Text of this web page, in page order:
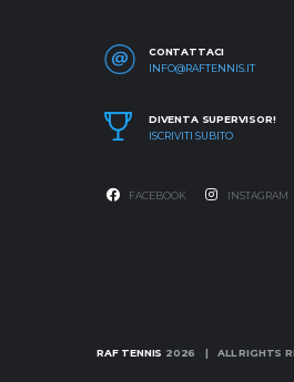
CONTATTACI
INFO@RAFTENNIS.IT
DIVENTA SUPERVISOR!
ISCRIVITI SUBITO
FACEBOOK INSTAGRAM
RAF TENNIS 2026 | ALL RIGHTS